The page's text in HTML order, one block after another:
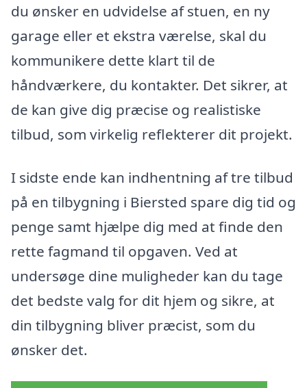
du ønsker en udvidelse af stuen, en ny
garage eller et ekstra værelse, skal du
kommunikere dette klart til de
håndværkere, du kontakter. Det sikrer, at
de kan give dig præcise og realistiske
tilbud, som virkelig reflekterer dit projekt.
I sidste ende kan indhentning af tre tilbud
på en tilbygning i Biersted spare dig tid og
penge samt hjælpe dig med at finde den
rette fagmand til opgaven. Ved at
undersøge dine muligheder kan du tage
det bedste valg for dit hjem og sikre, at
din tilbygning bliver præcist, som du
ønsker det.